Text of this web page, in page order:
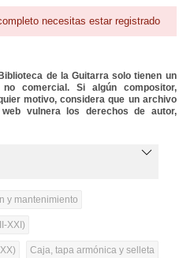
necesitas estar registrado
de la Guitarra solo tienen un
comercial. Si algún compositor,
motivo, considera que un archivo
vulnera los derechos de autor,
y mantenimiento
XXI)
Caja, tapa armónica y selleta